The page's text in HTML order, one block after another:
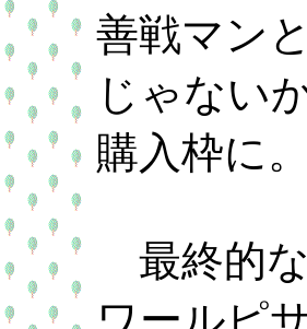
善戦マン
じゃない
購入枠に。
最終的